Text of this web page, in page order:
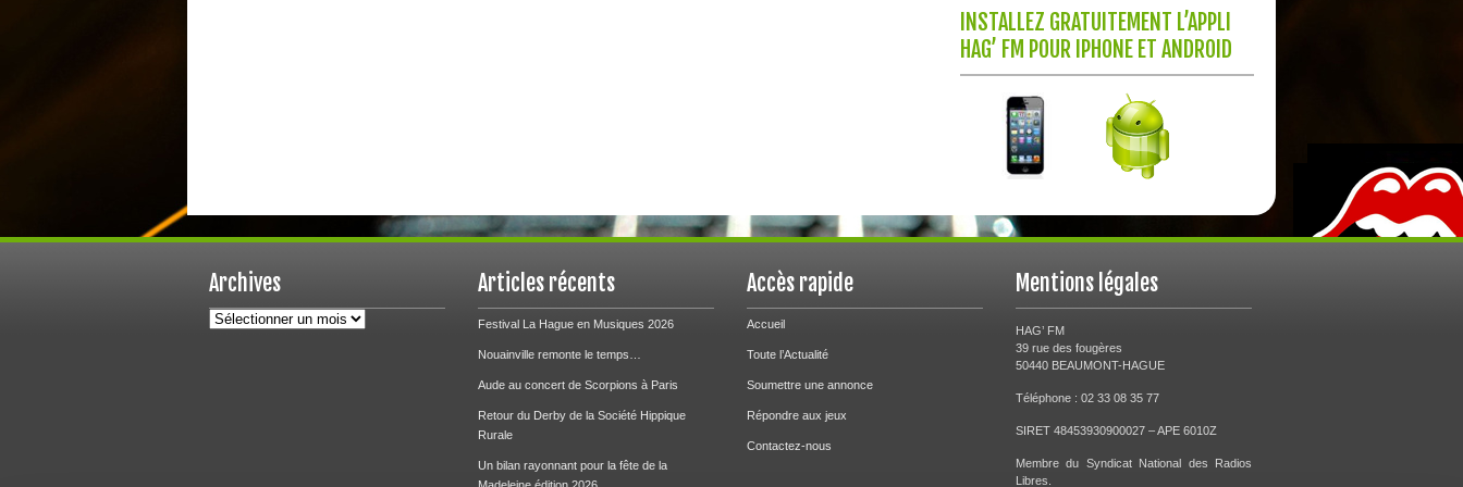
INSTALLEZ GRATUITEMENT L’APPLI
HAG’ FM POUR IPHONE ET ANDROID
Archives
Archives
Articles récents
Festival La Hague en Musiques 2026
Nouainville remonte le temps…
Aude au concert de Scorpions à Paris
Retour du Derby de la Société Hippique
Rurale
Un bilan rayonnant pour la fête de la
Accès rapide
Accueil
Toute l’Actualité
Soumettre une annonce
Répondre aux jeux
Contactez-nous
Mentions légales
HAG’ FM
39 rue des fougères
50440 BEAUMONT-HAGUE
Téléphone : 02 33 08 35 77
SIRET 48453930900027 – APE 6010Z
Membre du Syndicat National des Radios
Libres.